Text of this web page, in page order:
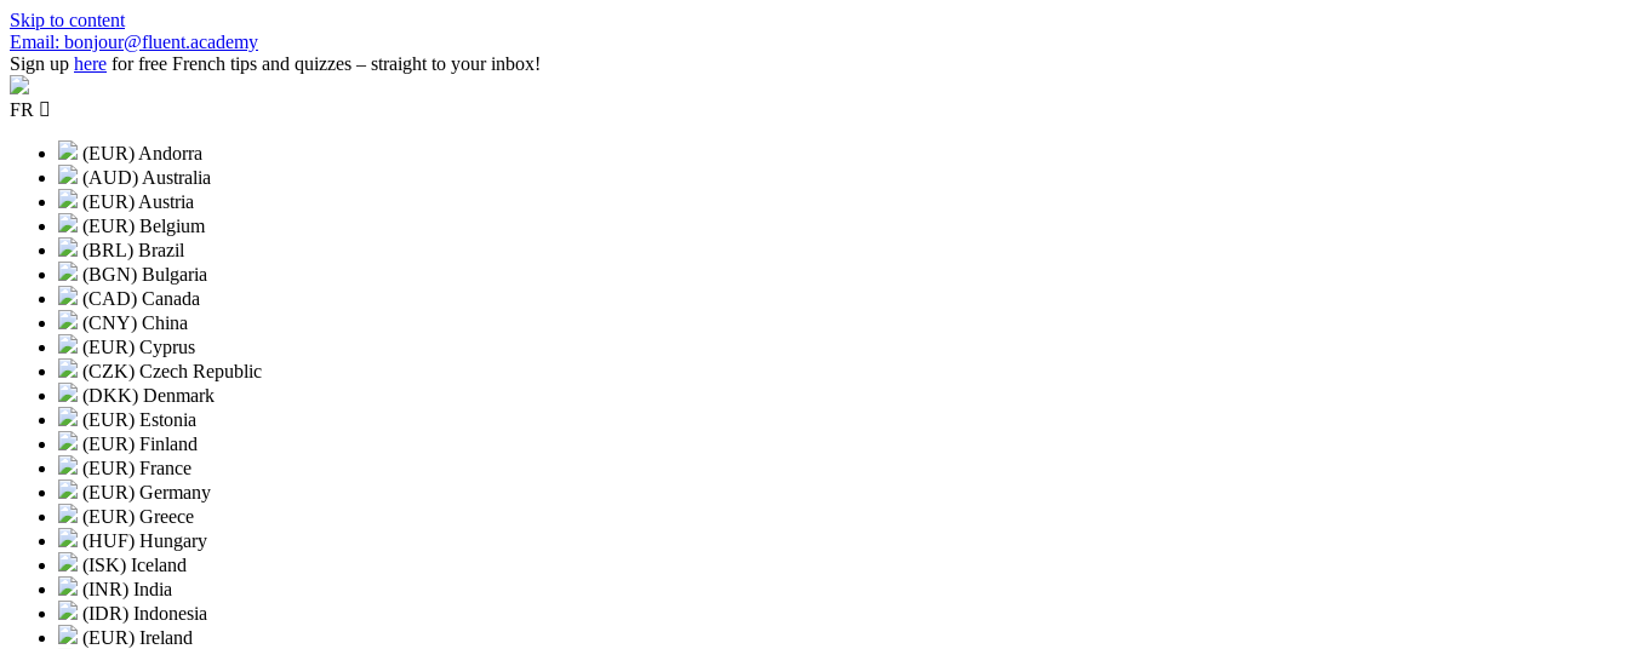
Skip to content
Email: bonjour@fluent.academy
Sign up here for free French tips and quizzes – straight to your inbox!
FR
(EUR) Andorra
(AUD) Australia
(EUR) Austria
(EUR) Belgium
(BRL) Brazil
(BGN) Bulgaria
(CAD) Canada
(CNY) China
(EUR) Cyprus
(CZK) Czech Republic
(DKK) Denmark
(EUR) Estonia
(EUR) Finland
(EUR) France
(EUR) Germany
(EUR) Greece
(HUF) Hungary
(ISK) Iceland
(INR) India
(IDR) Indonesia
(EUR) Ireland